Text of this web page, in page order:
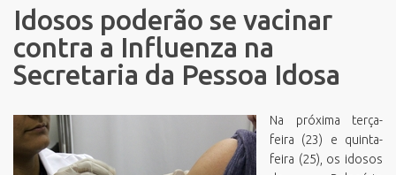
Idosos poderão se vacinar
contra a Influenza na
Secretaria da Pessoa Idosa
Na próxima terça-
feira (23) e quinta-
feira (25), os idosos